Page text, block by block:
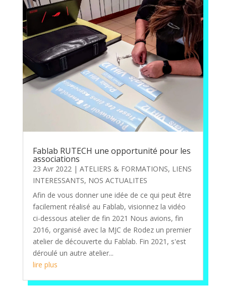
Fablab RUTECH une opportunité pour les
associations
23 Avr 2022 | ATELIERS & FORMATIONS, LIENS
INTERESSANTS, NOS ACTUALITES
Afin de vous donner une idée de ce qui peut être
facilement réalisé au Fablab, visionnez la vidéo
ci-dessous atelier de fin 2021 Nous avions, fin
2016, organisé avec la MJC de Rodez un premier
atelier de découverte du Fablab. Fin 2021, s'est
déroulé un autre atelier...
lire plus